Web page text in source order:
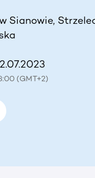
Sianowie,
(GMT+2)